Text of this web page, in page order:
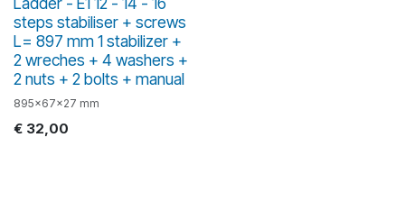
steps stabiliser + screws
L= 897 mm 1 stabilizer +
2 wreches + 4 washers +
2 nuts + 2 bolts + manual
895x67x27 mm
€ 32,00